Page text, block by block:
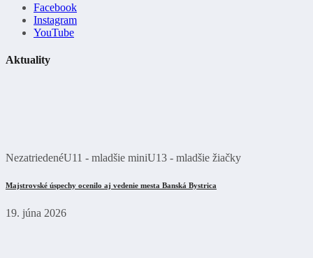
Facebook
Instagram
YouTube
Aktuality
NezatriedenéU11 - mladšie miniU13 - mladšie žiačky
Majstrovské úspechy ocenilo aj vedenie mesta Banská Bystrica
19. júna 2026